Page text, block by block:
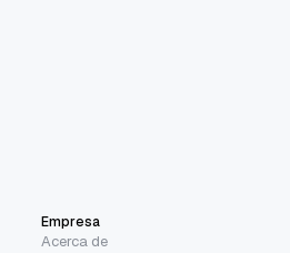
Empresa
Acerca de